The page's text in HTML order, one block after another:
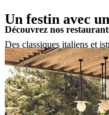
Un festin avec
Des classiques italiens et
innovantes inspirées de
restaurants thématiques
Ajoutez à cela des
d'une sélection de vins
découvrirez qu'il y a
envies et ravir vos papilles.
Découvrez nos